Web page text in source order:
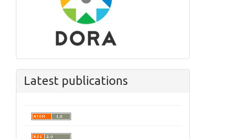
Latest publications